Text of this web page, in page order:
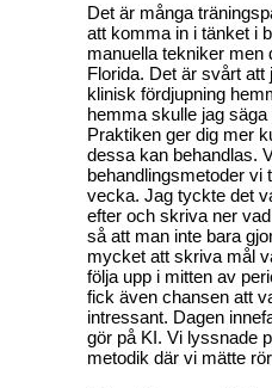
Det är många
att komma in i tänket i
manuella tekniker men
Florida. Det är svårt
klinisk fördjupning
hemma skulle jag
Praktiken ger dig mer
dessa kan behandlas.
behandlingsmetoder vi
vecka. Jag tyckte det
efter och skriva ner
så att man inte bara
mycket att skriva mål
följa upp i mitten av
fick även chansen att
intressant. Dagen
gör på KI. Vi lyssnade
metodik där vi mätte